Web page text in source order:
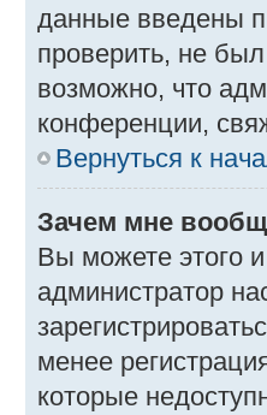
данные введены
проверить, не
возможно, что
конференции,
Вернуться к
Зачем мне
Вы можете этого и
администратор
менее
которые